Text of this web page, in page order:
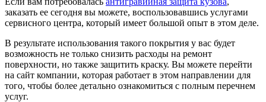
заказать ее сегодня вы можете, воспользовавшись услугами
сервисного центра, который имеет большой опыт в этом деле.
В результате использования такого покрытия у вас будет
возможность не только снизить расходы на ремонт
поверхности, но также защитить краску. Вы можете перейти
на сайт компании, которая работает в этом направлении для
того, чтобы более детально ознакомиться с полным перечнем
услуг.